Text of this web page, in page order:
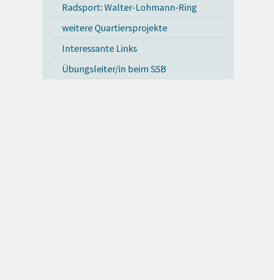
Radsport: Walter-Lohmann-Ring
weitere Quartiersprojekte
Interessante Links
Übungsleiter/in beim SSB